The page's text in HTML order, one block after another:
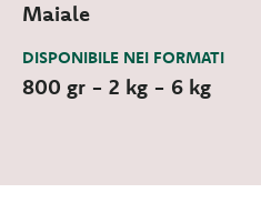
Maiale
DISPONIBILE NEI FORMATI
800 gr - 2 kg - 6 kg